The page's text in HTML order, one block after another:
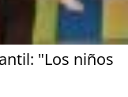
"Los niños